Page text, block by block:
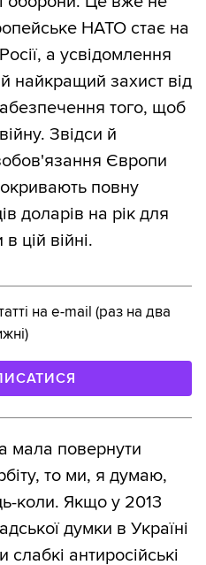
НАТО стає на
а усвідомлення
найкращий захист від
того, щоб
Звідси й
Європи
повну
доларів на рік для
цій війні.
на e-mail (раз на два
мала повернути
то ми, я думаю,
коли. Якщо у 2013
думки в Україні
антиросійські